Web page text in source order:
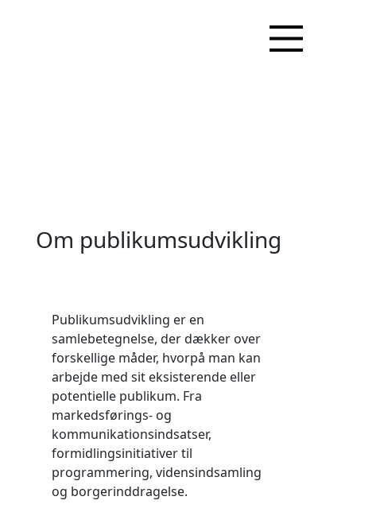
Om publikumsudvikling
Publikumsudvikling er en
samlebetegnelse, der dækker over
forskellige måder, hvorpå man kan
arbejde med sit eksisterende eller
potentielle publikum. Fra
markedsførings- og
kommunikationsindsatser,
formidlingsinitiativer til
programmering, vidensindsamling
og borgerinddragelse.